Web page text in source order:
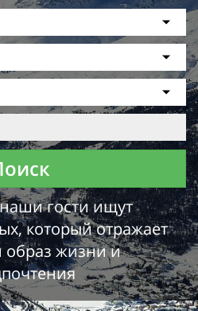
гости ищут
который отражает
образ жизни и